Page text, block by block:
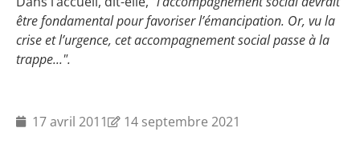
être fondamental pour favoriser l’émancipation. Or, vu la
crise et l’urgence, cet accompagnement social passe à la
trappe...".
17 avril 2011 14 septembre 2021